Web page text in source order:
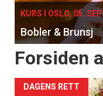
KURS I OSLO, 05.
Bobler & Brunsj
Forsiden
DAGENS RETT